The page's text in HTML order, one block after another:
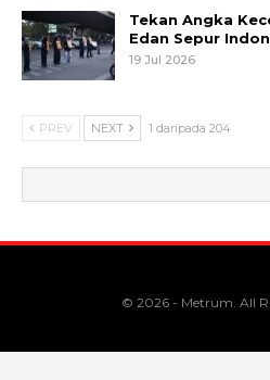
Tekan Angka
Edan Sepur
19 Jul 2026
PREV NEXT 1 daripada 204
© 2026 - Metrum. All